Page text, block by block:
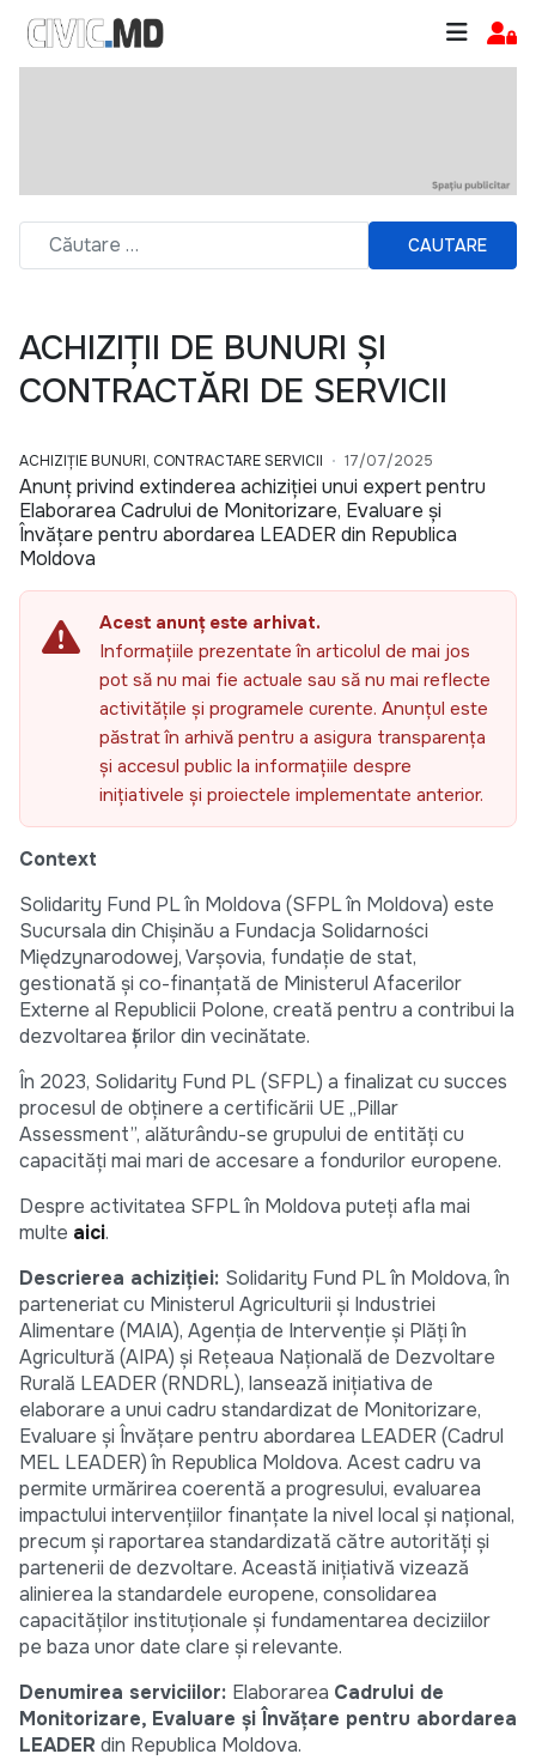
CAUTARE
ACHIZIȚII DE BUNURI ȘI
CONTRACTĂRI DE SERVICII
ACHIZIȚIE BUNURI, CONTRACTARE SERVICII 17/07/2025
Anunț privind extinderea achiziției unui expert pentru
Elaborarea Cadrului de Monitorizare, Evaluare și
Învățare pentru abordarea LEADER din Republica
Moldova
Acest anunț este arhivat.
Informațiile prezentate în articolul de mai jos
pot să nu mai fie actuale sau să nu mai reflecte
activitățile și programele curente. Anunțul este
păstrat în arhivă pentru a asigura transparența
și accesul public la informațiile despre
inițiativele și proiectele implementate anterior.
Context
Solidarity Fund PL în Moldova (SFPL în Moldova) este
Sucursala din Chișinău a Fundacja Solidarności
Międzynarodowej, Varșovia, fundație de stat,
gestionată și co-finanțată de Ministerul Afacerilor
Externe al Republicii Polone, creată pentru a contribui la
dezvoltarea țărilor din vecinătate.
În 2023, Solidarity Fund PL (SFPL) a finalizat cu succes
procesul de obținere a certificării UE „Pillar
Assessment”, alăturându-se grupului de entități cu
capacități mai mari de accesare a fondurilor europene.
Despre activitatea SFPL în Moldova puteți afla mai
multe aici.
Descrierea achiziției: Solidarity Fund PL în Moldova, în
parteneriat cu Ministerul Agriculturii și Industriei
Alimentare (MAIA), Agenția de Intervenție și Plăți în
Agricultură (AIPA) și Rețeaua Națională de Dezvoltare
Rurală LEADER (RNDRL), lansează inițiativa de
elaborare a unui cadru standardizat de Monitorizare,
Evaluare și Învățare pentru abordarea LEADER (Cadrul
MEL LEADER) în Republica Moldova. Acest cadru va
permite urmărirea coerentă a progresului, evaluarea
impactului intervențiilor finanțate la nivel local și național,
precum și raportarea standardizată către autorități și
partenerii de dezvoltare. Această inițiativă vizează
alinierea la standardele europene, consolidarea
capacităților instituționale și fundamentarea deciziilor
pe baza unor date clare și relevante.
Denumirea serviciilor: Elaborarea Cadrului de
Monitorizare, Evaluare și Învățare pentru abordarea
LEADER din Republica Moldova.